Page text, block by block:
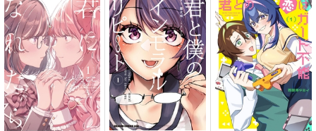
VIVID 新装版
酒場
2,200円（税込）
キース×フェイス
サンプル
作品詳細
カイタヤツ・マトメタ
ーノ
牛乳紅茶党
2,829 円 （税込）
オールキャラ
サンプル
作品詳細
Contorno
ホルン吹きの休日
787円（税込）
ジェイド×アズール
サンプル
作品詳細